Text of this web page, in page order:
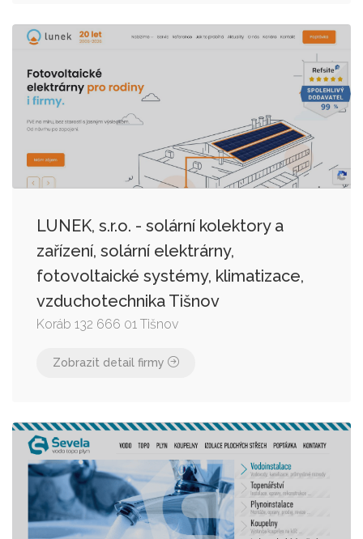
LUNEK, s.r.o. - solární kolektory a
zařízení, solární elektrárny,
fotovoltaické systémy, klimatizace,
vzduchotechnika Tišnov
Koráb 132 666 01 Tišnov
Zobrazit detail firmy